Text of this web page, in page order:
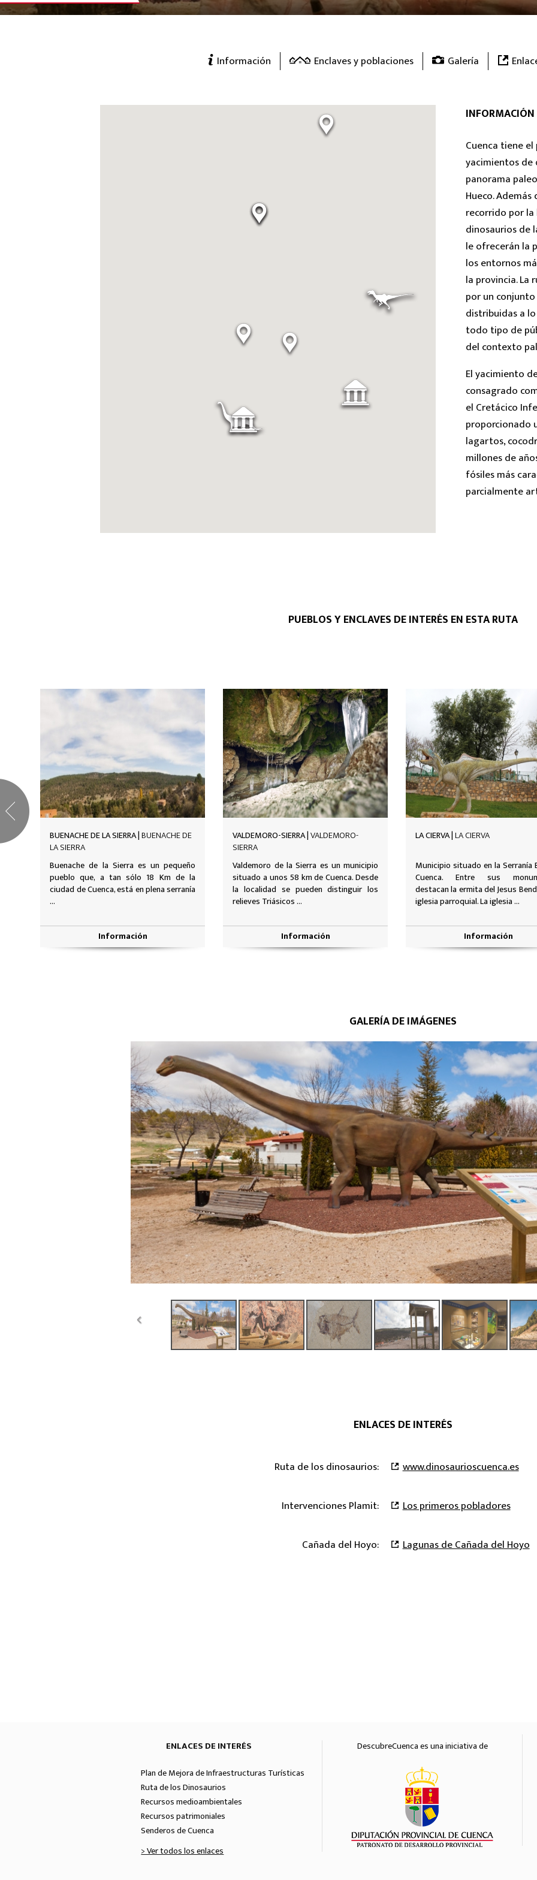
Información Enclaves y poblaciones Galería
Cuenca tiene
yacimientos de
panorama
Hueco.
recorrido por
dinosaurios de
le ofrecerán la
los entornos
la provincia. La
por un
distribuidas a
todo tipo de
del contexto
El yacimiento
consagrado
el Cretácico
proporcionado
lagartos,
millones de
fósiles más
parcialmente
PUEBLOS Y ENCLAVES DE INTERÉS EN ESTA RUTA
VALDEMORO-SIERRA |VALDEMORO-
SIERRA
Valdemoro de la Sierra es un municipio
situado a unos 58 km de Cuenca. Desde
la localidad se pueden distinguir los
relieves Triásicos ...
Información
LA CIERVA |LA CIERVA
Municipio situado en la Serranía Baja de
Cuenca. Entre sus monumentos
destacan la ermita del Jesus Bendito y la
iglesia parroquial. La iglesia ...
Información
CASTILLO DE CAÑADA DEL HOYO |
En el cerro del Buen Suceso,
Hurtado de Mendoza, se erige el
desde el que se vigilaba la llegada
Información
GALERÍA DE IMÁGENES
ENLACES DE INTERÉS
Ruta de los dinosaurios: www.dinosaurioscuenca.es
Intervenciones Plamit: Los primeros pobladores
Cañada del Hoyo: Lagunas de Cañada del Hoyo
ENLACES DE INTERÉS
Plan de Mejora de Infraestructuras Turísticas
Ruta de los Dinosaurios
Recursos medioambientales
Recursos patrimoniales
Senderos de Cuenca
> Ver todos los enlaces
DescubreCuenca es una iniciativa de